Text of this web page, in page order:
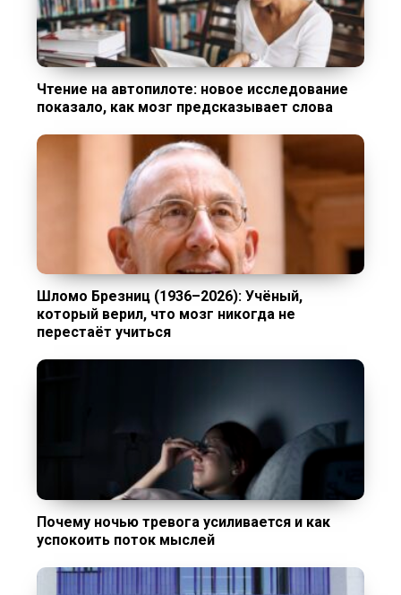
Чтение на автопилоте: новое исследование
показало, как мозг предсказывает слова
Шломо Брезниц (1936–2026): Учёный,
который верил, что мозг никогда не
перестаёт учиться
Почему ночью тревога усиливается и как
успокоить поток мыслей